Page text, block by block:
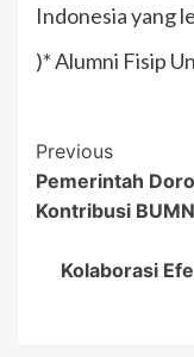
Indonesia yang
)* Alumni Fisip
Post
Previous
Pemerintah
Kontribusi BUMN
Kolaborasi